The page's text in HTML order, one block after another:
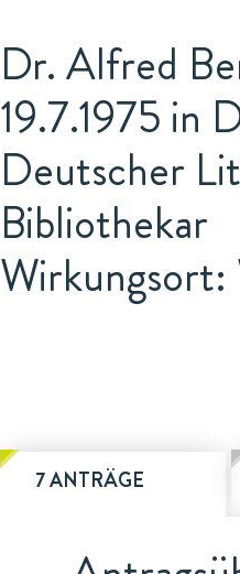
Dr. Alfred
19.7.1975 in
Deutscher
Bibliothekar
Wirkungsort:
7 ANTRÄGE